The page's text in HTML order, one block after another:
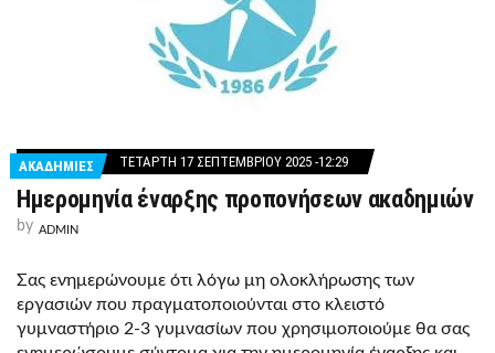
ΑΚΑΔΗΜΙΕΣ ΤΕΤΆΡΤΗ 17 ΣΕΠΤΕΜΒΡΊΟΥ 2025 -12:29
Ημερομηνία έναρξης προπονήσεων ακαδημιών
by ADMIN
Σας ενημερώνουμε ότι λόγω μη ολοκλήρωσης των
εργασιών που πραγματοποιούνται στο κλειστό
γυμναστήριο 2-3 γυμνασίων που χρησιμοποιούμε θα σας